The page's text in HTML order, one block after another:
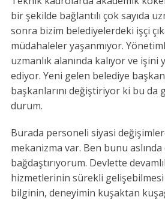
bir şekilde bağlantılı çok sayıda
sonra bizim belediyelerdeki işçi
müdahaleler yaşanmıyor.
uzmanlık alanında kalıyor ve işini
ediyor. Yeni gelen belediye
başkanlarını değiştiriyor ki bu da
durum.
Burada personeli siyasi
mekanizma var. Ben bunu
bağdaştırıyorum. Devlette
hizmetlerinin sürekli
bilginin, deneyimin kuşaktan